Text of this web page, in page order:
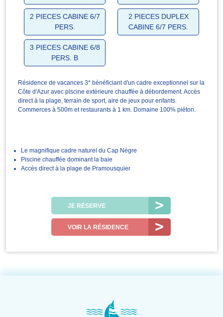
2 PIECES CABINE 6/7
PERS.
2 PIECES DUPLEX
CABINE 6/7 PERS.
3 PIECES CABINE 6/8
PERS. B
Résidence de vacances 3* bénéficiant d'un cadre exceptionnel sur la
Côte d'Azur avec piscine extérieure chauffée à débordement. Accès
direct à la plage, terrain de sport, aire de jeux pour enfants.
Commerces à 500m et restaurants à 1 km. Domaine 100% piéton.
Le magnifique cadre naturel du Cap Nègre
Piscine chauffée dominant la baie
Accès direct à la plage de Pramousquier
JE RÉSERVE
VOIR LA RÉSIDENCE